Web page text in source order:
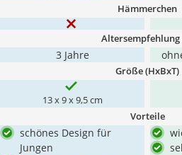
Hämmerchen
Altersempfehlung
3 Jahre
Größe (HxBxT)
13 x 9 x 9,5 cm
Vorteile
schönes Design für
Jungen